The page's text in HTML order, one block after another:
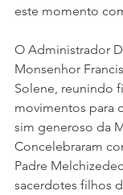
este momento
O Administrador
Monsenhor
Solene, reunindo
movimentos para
sim generoso da
Concelebraram
Padre
sacerdotes filhos